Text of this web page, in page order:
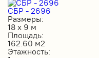
СБР - 2696
Размеры:
18 х 9 м
Площадь:
162.60 м2
Этажность: